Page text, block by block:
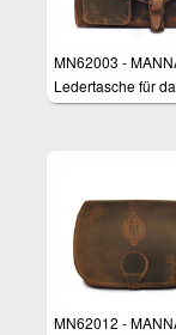
MN62003 -
Ledertasche für
Macbook Pro
MN62012 -